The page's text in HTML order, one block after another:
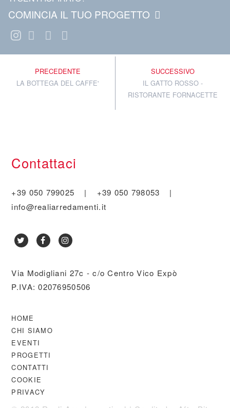
COMINCIA IL TUO PROGETTO
PRECEDENTE
LA BOTTEGA DEL CAFFE'
SUCCESSIVO
IL GATTO ROSSO -
RISTORANTE FORNACETTE
HOME
CHI SIAMO
EVENTI
PROGETTI
CONTATTI
COOKIE
PRIVACY
Contattaci
+39 050 799025 | +39 050 798053
|
info@realiarredamenti.it
Via Modigliani 27c - c/o Centro Vico Expò
P.IVA: 02076950506